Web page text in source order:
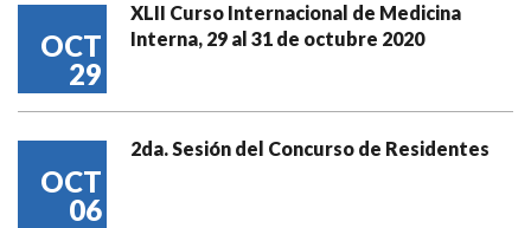
OCT
29
XLII Curso Internacional de Medicina
Interna, 29 al 31 de octubre 2020
OCT
06
2da. Sesión del Concurso de Residentes